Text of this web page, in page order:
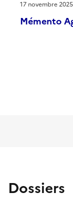
Mémento
17 novembre 2025
Dossiers